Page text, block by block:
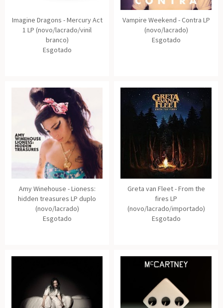
Imagine Dragons - Mercury Act
1 LP (novo/lacrado/vinil
branco)
Esgotado
Vampire Weekend - Contra LP
(novo/lacrado)
Esgotado
Amy Winehouse - Lioness:
hidden treasures LP duplo
(novo/lacrado)
Esgotado
Greta van Fleet - From the
fires LP
(novo/lacrado/importado)
Esgotado